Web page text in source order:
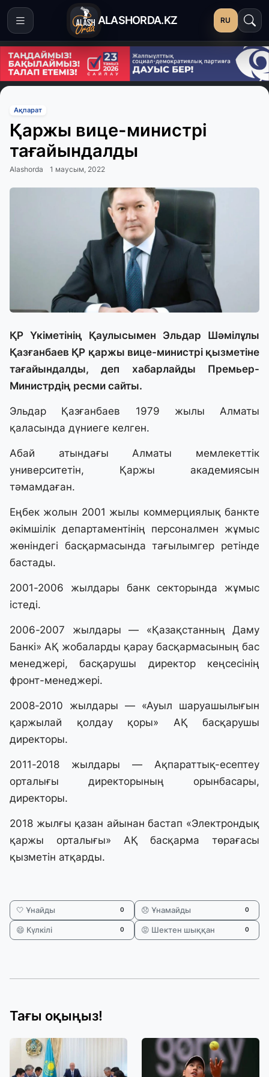
ALASHORDA.KZ RU
Ақпарат
Қаржы вице-министрі
тағайындалды
Alashorda 1 маусым, 2022
ҚР Үкіметінің Қаулысымен Эльдар Шәмілұлы
Қазғанбаев ҚР қаржы вице-министрі қызметіне
тағайындалды, деп хабарлайды Премьер-
Министрдің ресми сайты.
Эльдар Қазғанбаев 1979 жылы Алматы
қаласында дүниеге келген.
Абай атындағы Алматы мемлекеттік
университетін, Қаржы академиясын
тәмамдаған.
Еңбек жолын 2001 жылы коммерциялық банкте
әкімшілік департаментінің персоналмен жұмыс
жөніндегі басқармасында тағылымгер ретінде
бастады.
2001-2006 жылдары банк секторында жұмыс
істеді.
2006-2007 жылдары — «Қазақстанның Даму
Банкі» АҚ жобаларды қарау басқармасының бас
менеджері, басқарушы директор кеңсесінің
фронт-менеджері.
2008-2010 жылдары — «Ауыл шаруашылығын
қаржылай қолдау қоры» АҚ басқарушы
директоры.
2011-2018 жылдары — Ақпараттық-есептеу
орталығы директорының орынбасары,
директоры.
2018 жылғы қазан айынан бастап «Электрондық
қаржы орталығы» АҚ басқарма төрағасы
қызметін атқарды.
🤍 Ұнайды 0 😞 Ұнамайды 0
😄 Күлкілі 0 😡 Шектен шыққан 0
Тағы оқыңыз!